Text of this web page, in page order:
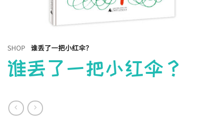
SHOP 谁丢了一把小红伞？
谁丢了一把小红伞？